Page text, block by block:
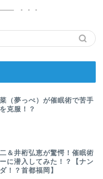
（夢っぺ）が催眠術で苦手
克服！？
＆井桁弘恵が驚愕！催眠術
に潜入してみた！？【ナン
！？首都福岡】